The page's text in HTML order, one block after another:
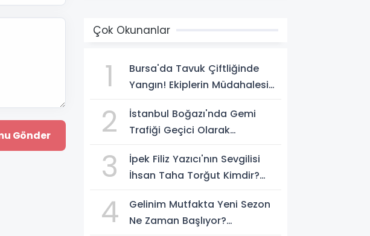
Çok Okunanlar
1
Bursa'da Tavuk Çiftliğinde
Yangın! Ekiplerin Müdahalesi
2
İstanbul Boğazı'nda Gemi
Trafiği Geçici Olarak
3
İpek Filiz Yazıcı'nın Sevgilisi
İhsan Taha Torğut Kimdir?
Ediliyor
4
Gelinim Mutfakta Yeni Sezon
Ne Zaman Başlıyor?